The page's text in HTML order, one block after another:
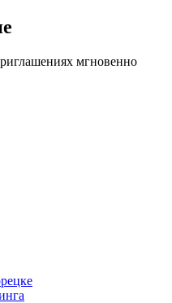
мгновенно